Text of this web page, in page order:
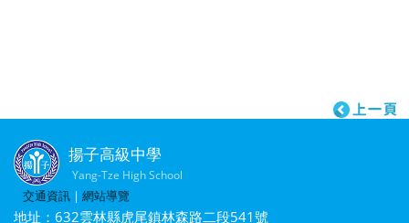
揚子高級中學
Yang-Tze High School
交通資訊 | 網站導覽
地址：632雲林縣虎尾鎮林森路二段541號